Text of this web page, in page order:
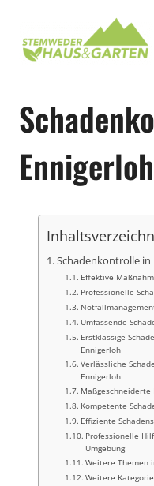
springen
Ennigerloh
Schadenkontrolle in
Effektive
Professionelle
Umfassende
Erstklassige
Ennigerloh
Verlässliche
Ennigerloh
Maßgeschneiderte
Kompetente
Effiziente
Professionelle
Umgebung
Weitere Themen
Weitere